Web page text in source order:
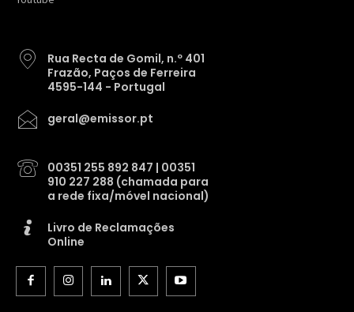
Rua Recta de Gomil, n.º 401
Frazão, Paços de Ferreira
4595-144 - Portugal
geral@emissor.pt
00351 255 892 847 | 00351
910 227 288 (chamada para
a rede fixa/móvel nacional)
Livro de Reclamações
Online